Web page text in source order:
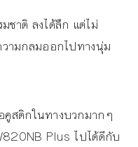
ชาติ ลงได้ลึก แต่ไม่
ามกลมออกไปทางนุ่ม
สติกในทางบวกมากๆ
Plus ไปได้ดีกับ